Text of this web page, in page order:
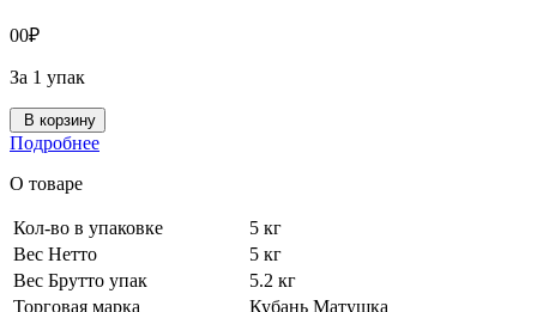
00₽
За 1 упак
В корзину
Подробнее
О товаре
Кол-во в упаковке
5 кг
Вес Нетто
5 кг
Вес Брутто упак
5.2 кг
Торговая марка
Кубань Матушка